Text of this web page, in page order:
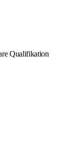
Qualifikation